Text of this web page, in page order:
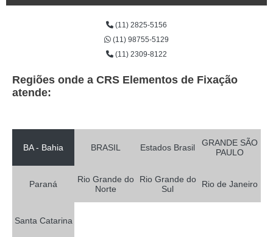
(11) 2825-5156
(11) 98755-5129
(11) 2309-8122
Regiões onde a CRS Elementos de Fixação
atende:
BA - Bahia BRASIL Estados Brasil
GRANDE SÃO
PAULO
Paraná
Rio Grande do
Norte
Rio Grande do
Sul
Rio de Janeiro
Santa Catarina